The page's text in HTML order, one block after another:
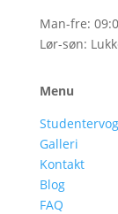
Man-fre:
Lør-søn:
Menu
Galleri
Kontakt
Blog
FAQ